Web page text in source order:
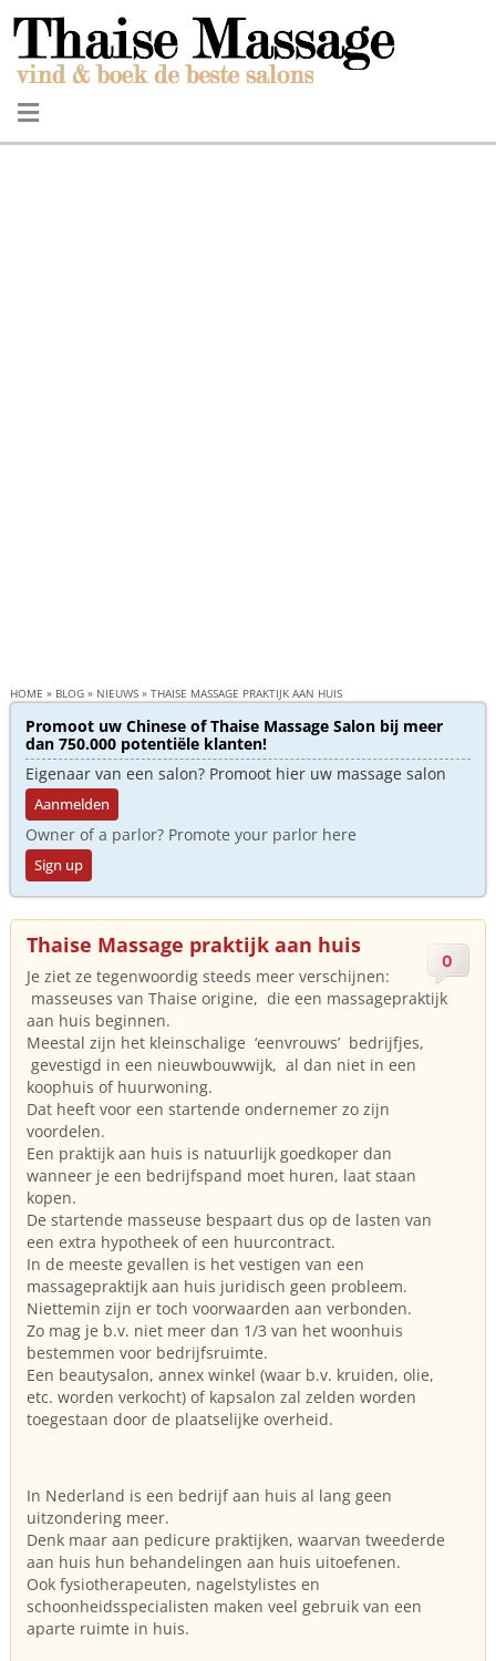
HOME » BLOG » NIEUWS » THAISE MASSAGE PRAKTIJK AAN HUIS
Promoot uw Chinese of Thaise Massage Salon bij meer
dan 750.000 potentiële klanten!
Eigenaar van een salon? Promoot hier uw massage salon
Aanmelden
Owner of a parlor? Promote your parlor here
Sign up
Thaise Massage praktijk aan huis
0
Je ziet ze tegenwoordig steeds meer verschijnen:
masseuses van Thaise origine, die een massagepraktijk
aan huis beginnen.
Meestal zijn het kleinschalige ‘eenvrouws’ bedrijfjes,
gevestigd in een nieuwbouwwijk, al dan niet in een
koophuis of huurwoning.
Dat heeft voor een startende ondernemer zo zijn
voordelen.
Een praktijk aan huis is natuurlijk goedkoper dan
wanneer je een bedrijfspand moet huren, laat staan
kopen.
De startende masseuse bespaart dus op de lasten van
een extra hypotheek of een huurcontract.
In de meeste gevallen is het vestigen van een
massagepraktijk aan huis juridisch geen probleem.
Niettemin zijn er toch voorwaarden aan verbonden.
Zo mag je b.v. niet meer dan 1/3 van het woonhuis
bestemmen voor bedrijfsruimte.
Een beautysalon, annex winkel (waar b.v. kruiden, olie,
etc. worden verkocht) of kapsalon zal zelden worden
toegestaan door de plaatselijke overheid.
In Nederland is een bedrijf aan huis al lang geen
uitzondering meer.
Denk maar aan pedicure praktijken, waarvan tweederde
aan huis hun behandelingen aan huis uitoefenen.
Ook fysiotherapeuten, nagelstylistes en
schoonheidsspecialisten maken veel gebruik van een
aparte ruimte in huis.